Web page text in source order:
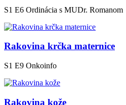
S1 E6 Ordinácia s MUDr. Romanom
Rakovina krčka maternice
S1 E9 Onkoinfo
Rakovina kože